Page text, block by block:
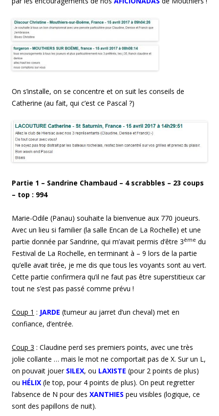
On s’installe, on se concentre et on suit les conseils de
Catherine (au fait, qui c’est ce Pascal ?)
Partie 1 – Sandrine Chambaud – 4 scrabbles – 23 coups
– top : 994
Marie-Odile (Panau) souhaite la bienvenue aux 770 joueurs.
Avec un lieu si familier (la salle Encan de La Rochelle) et une
partie donnée par Sandrine, qui m’avait permis d’être 3ème du
Festival de La Rochelle, en terminant à – 9 lors de la partie
qu’elle avait tirée, je me dis que tous les voyants sont au vert.
Cette partie confirmera qu’il ne faut pas être superstitieux car
tout ne s’est pas passé comme prévu !
Coup 1 : JARDE (tumeur au jarret d’un cheval) met en
confiance, d’entrée.
Coup 3 : Claudine perd ses premiers points, avec une très
jolie collante … mais le mot ne comportait pas de X. Sur un L,
on pouvait jouer SILEX, ou LAXISTE (pour 2 points de plus)
ou HÉLIX (le top, pour 4 points de plus). On peut regretter
l’absence de N pour des XANTHIES peu visibles (logique, ce
sont des papillons de nuit).